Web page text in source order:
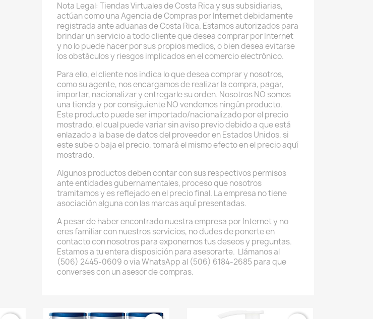
Nota Legal: Tiendas Virtuales de Costa Rica y sus subsidiarias,
actúan como una Agencia de Compras por Internet debidamente
registrada ante aduanas de Costa Rica. Estamos autorizados para
brindar un servicio a todo cliente que desea comprar por Internet
y no lo puede hacer por sus propios medios, o bien desea evitarse
los obstáculos y riesgos implicados en el comercio electrónico.
Para ello, el cliente nos indica lo que desea comprar y nosotros,
como su agente, nos encargamos de realizar la compra, pagar,
importar, nacionalizar y entregarle su orden. Nosotros NO somos
una tienda y por consiguiente NO vendemos ningún producto.
Este producto puede ser importado/nacionalizado por el precio
mostrado, el cual puede variar sin aviso previo debido a que está
enlazado a la base de datos del proveedor en Estados Unidos, si
este sube o baja el precio, tomará el mismo efecto en el precio aquí
mostrado.
Algunos productos deben contar con sus respectivos permisos
ante entidades gubernamentales, proceso que nosotros
tramitamos y es reflejado en el precio final. La empresa no tiene
asociación alguna con las marcas aquí presentadas.
A pesar de haber encontrado nuestra empresa por Internet y no
eres familiar con nuestros servicios, no dudes de ponerte en
contacto con nosotros para exponernos tus deseos y preguntas.
Estamos a tu entera disposición para asesorarte. Llámanos al
(506) 2445-0609 o via WhatsApp al (506) 6184-2685 para que
converses con un asesor de compras.